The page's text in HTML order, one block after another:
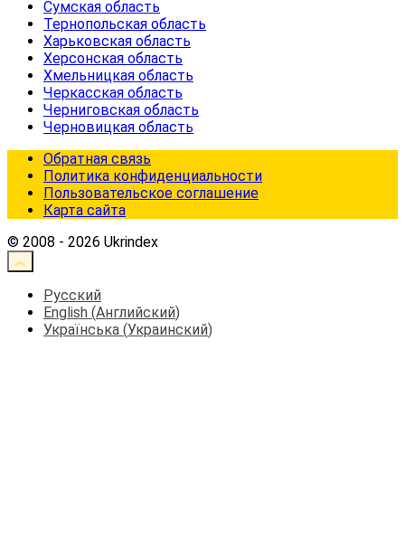
Сумская область
Тернопольская область
Харьковская область
Херсонская область
Хмельницкая область
Черкасская область
Черниговская область
Черновицкая область
Обратная связь
Политика конфиденциальности
Пользовательское соглашение
Карта сайта
© 2008 - 2026 Ukrindex
Русский
English (Английский)
Українська (Украинский)